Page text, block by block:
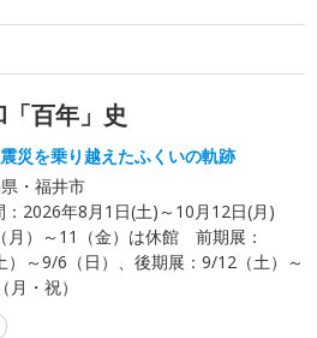
百年」史
災を乗り越えたふくいの軌跡
・福井市
2026年8月1日(土)～10月12日(月)
）～11（金）は休館 前期展：
）～9/6（日）、後期展：9/12（土）～
月・祝）